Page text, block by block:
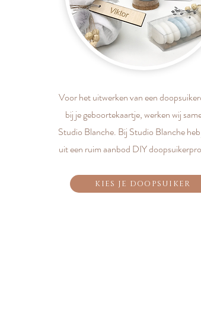
Voor het uitwerken van een
bij je geboortekaartje, werken wij
Studio Blanche. Bij Studio Blanche
uit een ruim aanbod DIY
KIES JE DOOPSUIKER